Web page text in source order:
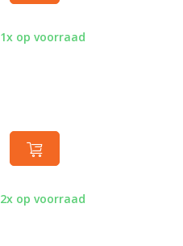
1x op voorraad
2x op voorraad